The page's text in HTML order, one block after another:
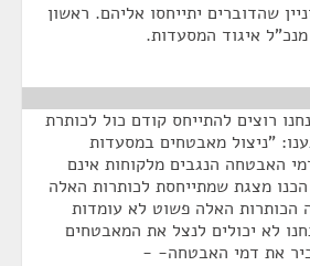
שהדוברים יתייחסו אליהם. ראשון
איגוד המסעדות.
רוצים להתייחס קודם כול לכותרת
"ניצול מאבטחים במסעדות
האבטחה הנגבים מלקוחות אינם
מצגת שמתייחסת לכותרות האלה
הכותרות האלה פשוט לא עומדות
לא יכולים לנצל את המאבטחים
את דמי האבטחה- -